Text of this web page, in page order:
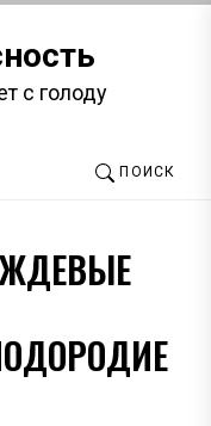
с голоду
ПОИСК